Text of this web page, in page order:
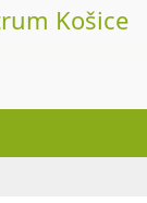
Košice